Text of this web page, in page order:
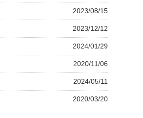
2023/08/15
2023/12/12
2024/01/29
2020/11/06
2024/05/11
2020/03/20